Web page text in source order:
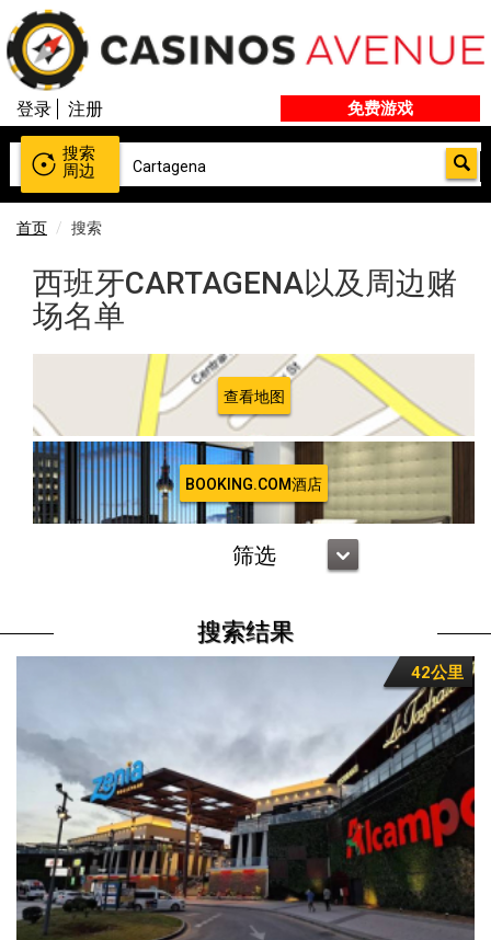
登录 注册 免费游戏
搜索
周边
首页 搜索
西班牙CARTAGENA以及周边赌
场名单
查看地图
BOOKING.COM酒店
筛选
搜索结果
42公里